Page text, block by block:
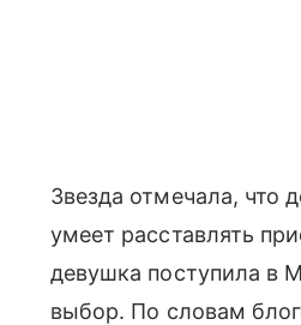
Звезда отмечала, что
умеет расставлять
девушка поступила в
выбор. По словам